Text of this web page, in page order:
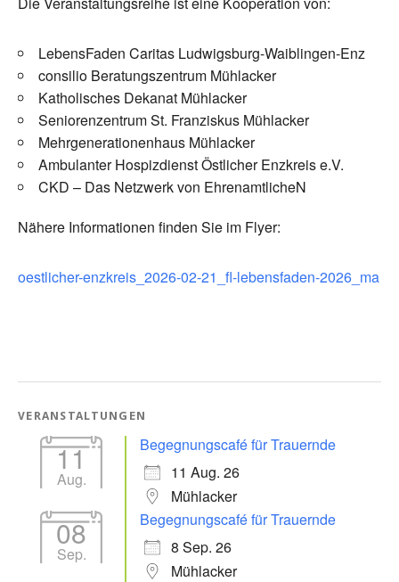
LebensFaden Caritas Ludwigsburg-Waiblingen-Enz
consilio Beratungszentrum Mühlacker
Katholisches Dekanat Mühlacker
Seniorenzentrum St. Franziskus Mühlacker
Mehrgenerationenhaus Mühlacker
Ambulanter Hospizdienst Östlicher Enzkreis e.V.
CKD – Das Netzwerk von EhrenamtlicheN
Nähere Informationen finden Sie im Flyer:
oestlicher-enzkreis_2026-02-21_fl-lebensfaden-2026_ma
VERANSTALTUNGEN
11
Aug.
Begegnungscafé für Trauernde
11 Aug. 26
Mühlacker
08
Sep.
Begegnungscafé für Trauernde
8 Sep. 26
Mühlacker